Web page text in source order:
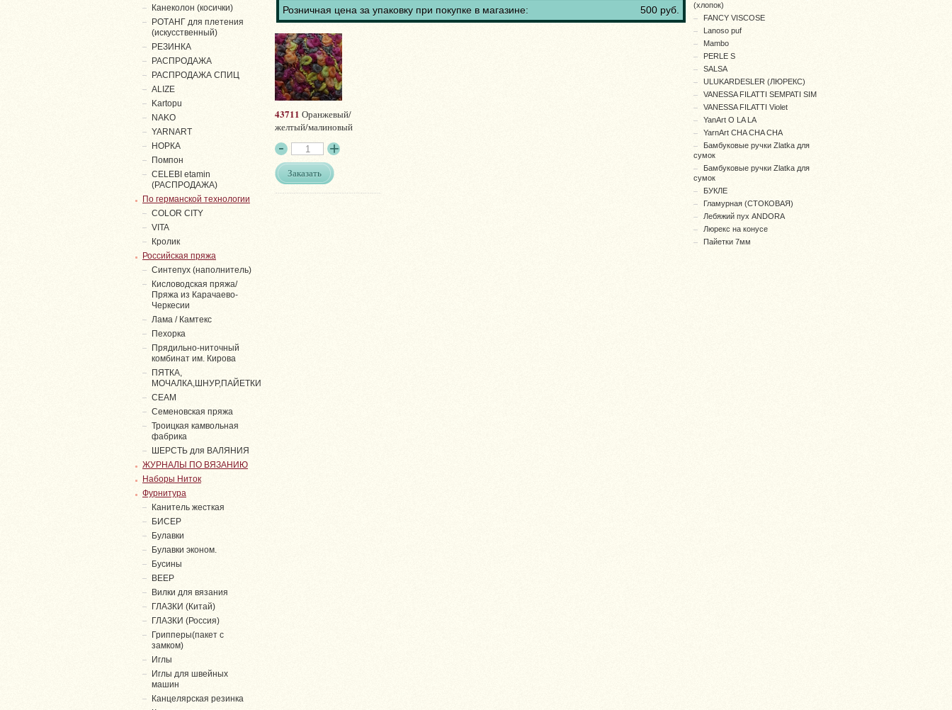
Розничная цена за упаковку при покупке в магазине: 500 руб.
43711 Оранжевый/
желтый/малиновый
Заказать
Канеколон (косички)
РОТАНГ для плетения
(искусственный)
PЕЗИНКА
РАСПРОДАЖА
РАСПРОДАЖА СПИЦ
ALIZE
Kartopu
NAKO
YARNART
НОРКА
Помпон
СELEBI etamin
(РАСПРОДАЖА)
По германской технологии
COLOR CITY
VITA
Кролик
Российская пряжа
Синтепух (наполнитель)
Кисловодская пряжа/
Пряжа из Карачаево-
Черкесии
Лама / Камтекс
Пехорка
Прядильно-ниточный
комбинат им. Кирова
ПЯТКА,
МОЧАЛКА,ШНУР,ПАЙЕТКИ
СЕАМ
Семеновская пряжа
Троицкая камвольная
фабрика
ШЕРСТЬ для ВАЛЯНИЯ
ЖУРНАЛЫ ПО ВЯЗАНИЮ
Наборы Ниток
Фурнитура
Канитель жесткая
БИСЕР
Булавки
Булавки эконом.
Бусины
ВЕЕР
Вилки для вязания
ГЛАЗКИ (Китай)
ГЛАЗКИ (Россия)
Грипперы(пакет с
замком)
Иглы
Иглы для швейных
машин
Канцелярская резинка
(хлопок)
FANCY VISCOSE
Lanoso puf
Mambo
PERLE S
SALSA
ULUKARDESLER (ЛЮРЕКС)
VANESSA FILATTI SEMPATI SIM
VANESSA FILATTI Violet
YanArt O LA LA
YarnArt CHA CHA CHA
Бамбуковые ручки Zlatka для
сумок
Бамбуковые ручки Zlatka для
сумок
БУКЛЕ
Гламурная (СТОКОВАЯ)
Лебяжий пух ANDORA
Люрекс на конусе
Пайетки 7мм